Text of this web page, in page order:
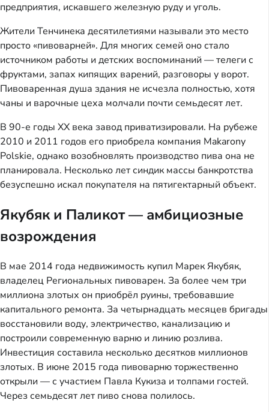
предприятия, искавшего железную руду и уголь.
Жители Тенчинека десятилетиями называли это место
просто «пивоварней». Для многих семей оно стало
источником работы и детских воспоминаний — телеги с
фруктами, запах кипящих варений, разговоры у ворот.
Пивоваренная душа здания не исчезла полностью, хотя
чаны и варочные цеха молчали почти семьдесят лет.
В 90-е годы XX века завод приватизировали. На рубеже
2010 и 2011 годов его приобрела компания Makarony
Polskie, однако возобновлять производство пива она не
планировала. Несколько лет синдик массы банкротства
безуспешно искал покупателя на пятигектарный объект.
Якубяк и Паликот — амбициозные
возрождения
В мае 2014 года недвижимость купил Марек Якубяк,
владелец Региональных пивоварен. За более чем три
миллиона злотых он приобрёл руины, требовавшие
капитального ремонта. За четырнадцать месяцев бригады
восстановили воду, электричество, канализацию и
построили современную варню и линию розлива.
Инвестиция составила несколько десятков миллионов
злотых. В июне 2015 года пивоварню торжественно
открыли — с участием Павла Кукиза и толпами гостей.
Через семьдесят лет пиво снова полилось.